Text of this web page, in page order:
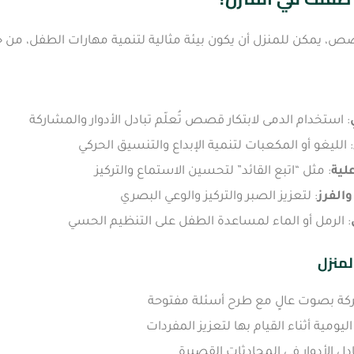
يمكن للمنزل أن يكون بيئة مثالية لتنمية مهارات الطفل، من
: استخدام الدمى لابتكار قصص تُعلّم تبادل الأدوار والمشاركة
: الليغو أو المكعبات لتنمية الإبداع والتنسيق الحركي
: مثل “اتبع القائد” لتحسين الاستماع والتركيز
: لتعزيز الصبر والتركيز والوعي البصري
: الرمل أو الماء لمساعدة الطفل على التنظيم الحسي
بصوت عالٍ مع طرح أسئلة مفتوحة
أثناء القيام بها لتعزيز المفردات